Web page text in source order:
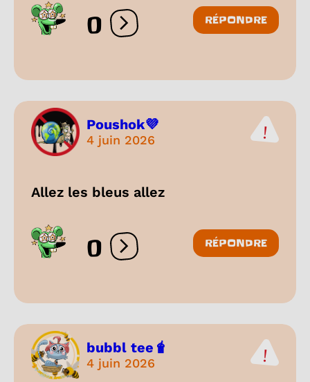
0 Ouvrir les réactions
RÉPONDRE
Poushok💜
4 juin 2026
Allez les bleus allez
0 Ouvrir les réactions
RÉPONDRE
bubbl tee🧋
4 juin 2026